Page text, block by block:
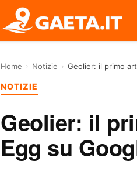
Home › Notizie › Geolier: il primo
NOTIZIE
Geolier: il
Egg su